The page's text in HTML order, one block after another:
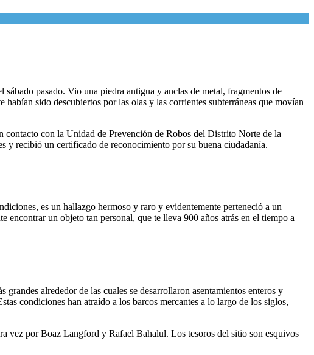
pasado. Vio una piedra antigua y anclas de metal, fragmentos de
sido descubiertos por las olas y las corrientes subterráneas que movían
contacto con la Unidad de Prevención de Robos del Distrito Norte de la
y recibió un certificado de reconocimiento por su buena ciudadanía.
es un hallazgo hermoso y raro y evidentemente perteneció a un
encontrar un objeto tan personal, que te lleva 900 años atrás en el tiempo a
alrededor de las cuales se desarrollaron asentamientos enteros y
condiciones han atraído a los barcos mercantes a lo largo de los siglos,
vez por Boaz Langford y Rafael Bahalul. Los tesoros del sitio son esquivos